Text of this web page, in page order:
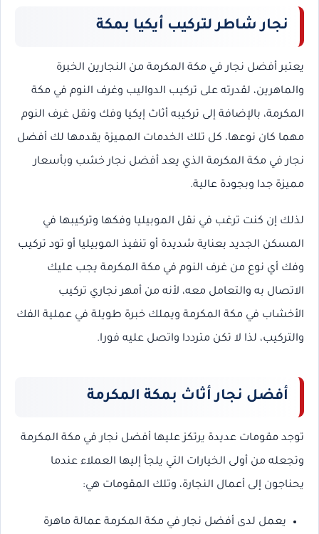
نجار شاطر لتركيب أيكيا بمكة
يعتبر أفضل نجار في مكة المكرمة من النجارين الخبرة
والماهرين، لقدرته على تركيب الدواليب وغرف النوم في مكة
المكرمة، بالإضافة إلى تركيبه أثاث إيكيا وفك ونقل غرف النوم
مهما كان نوعها، كل تلك الخدمات المميزة يقدمها لك أفضل
نجار في مكة المكرمة الذي يعد أفضل نجار خشب وبأسعار
مميزة جدا وبجودة عالية.
لذلك إن كنت ترغب في نقل الموبيليا وفكها وتركيبها في
المسكن الجديد بعناية شديدة أو تنفيذ الموبيليا أو تود تركيب
وفك أي نوع من غرف النوم في مكة المكرمة يجب عليك
الاتصال به والتعامل معه، لأنه من أمهر نجاري تركيب
الأخشاب في مكة المكرمة ويملك خبرة طويلة في عملية الفك
والتركيب، لذا لا تكن مترددا واتصل عليه فورا.
أفضل نجار أثاث بمكة المكرمة
توجد مقومات عديدة يرتكز عليها أفضل نجار في مكة المكرمة
وتجعله من أولى الخيارات التي يلجأ إليها العملاء عندما
يحناجون إلى أعمال النجارة، وتلك المقومات هي:
يعمل لدى أفضل نجار في مكة المكرمة عمالة ماهرة